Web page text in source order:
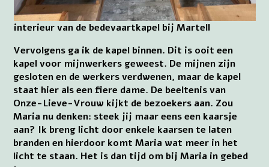
interieur van de bedevaartkapel bij Martell
Vervolgens ga ik de kapel binnen. Dit is ooit een
kapel voor mijnwerkers geweest. De mijnen zijn
gesloten en de werkers verdwenen, maar de kapel
staat hier als een fiere dame. De beeltenis van
Onze-Lieve-Vrouw kijkt de bezoekers aan. Zou
Maria nu denken: steek jij maar eens een kaarsje
aan? Ik breng licht door enkele kaarsen te laten
branden en hierdoor komt Maria wat meer in het
licht te staan. Het is dan tijd om bij Maria in gebed